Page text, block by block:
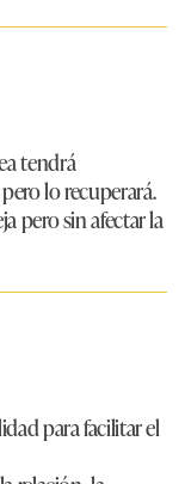
tendrá
lo recuperará.
pero sin afectar la
para facilitar el